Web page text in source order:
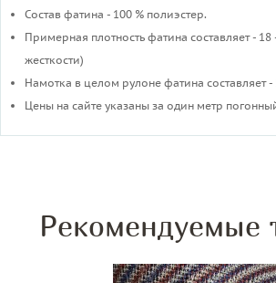
Состав фатина - 100 % полиэстер.
Примерная плотность фатина составляет -
жесткости)
​Намотка в целом рулоне фатина составляет -
Цены на сайте указаны за один метр
Рекомендуемые